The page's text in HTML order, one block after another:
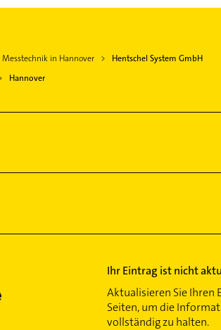
Messtechnik in Hannover
Hentschel System GmbH
Hannover
Ihr Eintrag ist nicht
Aktualisieren Sie Ihren
Seiten, um die
vollständig zu halten.